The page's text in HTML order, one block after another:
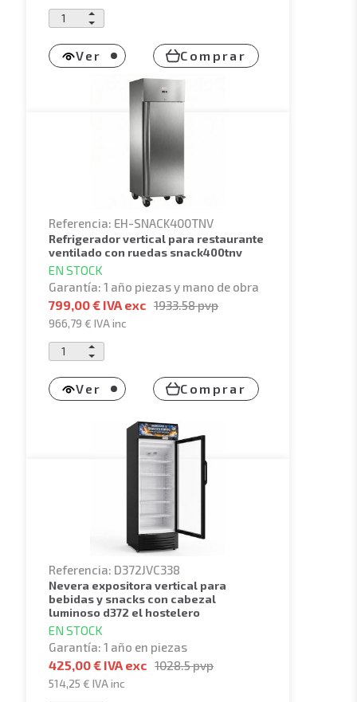
Ver Comprar
Referencia: EH-SNACK400TNV
refrigerador vertical para restaurante
ventilado con ruedas snack400tnv
EN STOCK
Garantía: 1 año piezas y mano de obra
799,00 € IVA exc 1933.58pvp
966,79 €IVA inc
Ver Comprar
Referencia: D372JVC338
nevera expositora vertical para
bebidas y snacks con cabezal
luminoso d372 el hostelero
EN STOCK
Garantía: 1 año en piezas
425,00 € IVA exc 1028.5pvp
514,25 €IVA inc